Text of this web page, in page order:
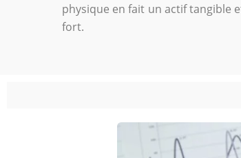
physique en fait un actif tangible
fort.